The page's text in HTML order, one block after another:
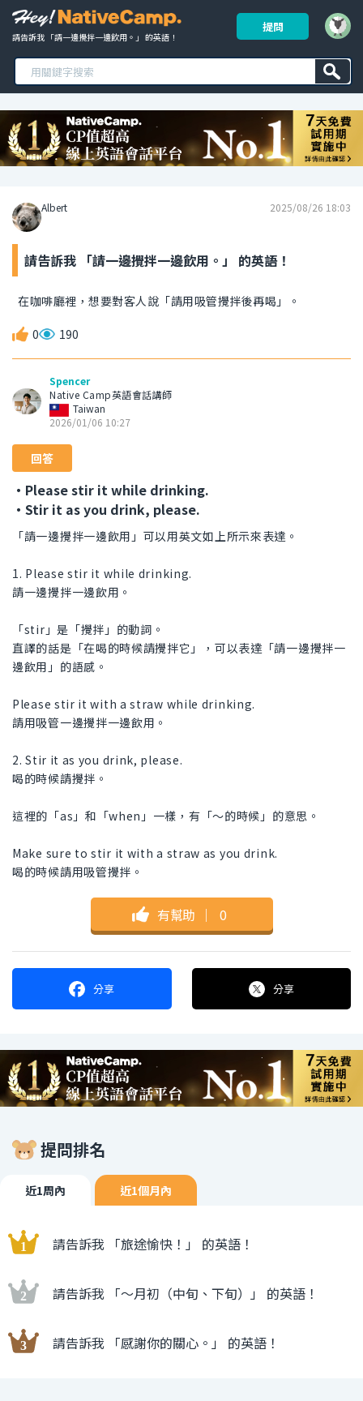
請告訴我 「請一邊攪拌一邊飲用。」 的英語！
提問
Albert 2025/08/26 18:03
請告訴我 「請一邊攪拌一邊飲用。」 的英語！
在咖啡廳裡，想要對客人說「請用吸管攪拌後再喝」。
0 190
Spencer
Native Camp英語會話講師
Taiwan
2026/01/06 10:27
回答
・Please stir it while drinking.
・Stir it as you drink, please.
「請一邊攪拌一邊飲用」可以用英文如上所示來表達。
1. Please stir it while drinking.
請一邊攪拌一邊飲用。
「stir」是「攪拌」的動詞。
直譯的話是「在喝的時候請攪拌它」，可以表達「請一邊攪拌一
邊飲用」的語感。
Please stir it with a straw while drinking.
請用吸管一邊攪拌一邊飲用。
2. Stir it as you drink, please.
喝的時候請攪拌。
這裡的「as」和「when」一樣，有「～的時候」的意思。
Make sure to stir it with a straw as you drink.
喝的時候請用吸管攪拌。
有幫助 ｜ 0
分享 分享
提問排名
近1周內 近1個月內
請告訴我 「旅途愉快！」 的英語！
請告訴我 「〜月初（中旬、下旬）」 的英語！
請告訴我 「感謝你的關心。」 的英語！